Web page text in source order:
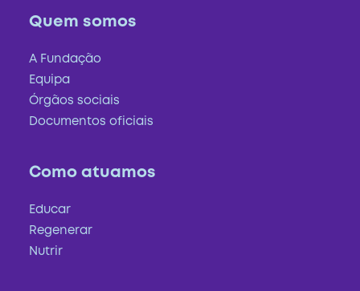
Quem somos
A Fundação
Equipa
Órgãos sociais
Documentos oficiais
Como atuamos
Educar
Regenerar
Nutrir